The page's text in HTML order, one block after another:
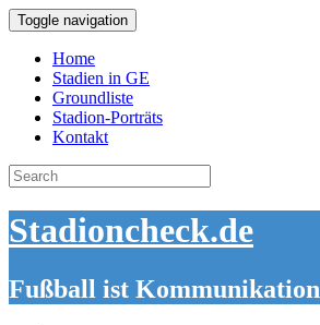
Toggle navigation
Home
Stadien in GE
Groundliste
Stadion-Porträts
Kontakt
Search
for:
Stadioncheck.de
Fußball ist Kommunikation